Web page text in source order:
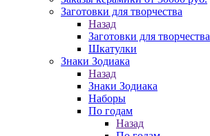
Заготовки для творчества
Назад
Заготовки для творчества
Шкатулки
Знаки Зодиака
Назад
Знаки Зодиака
Наборы
По годам
Назад